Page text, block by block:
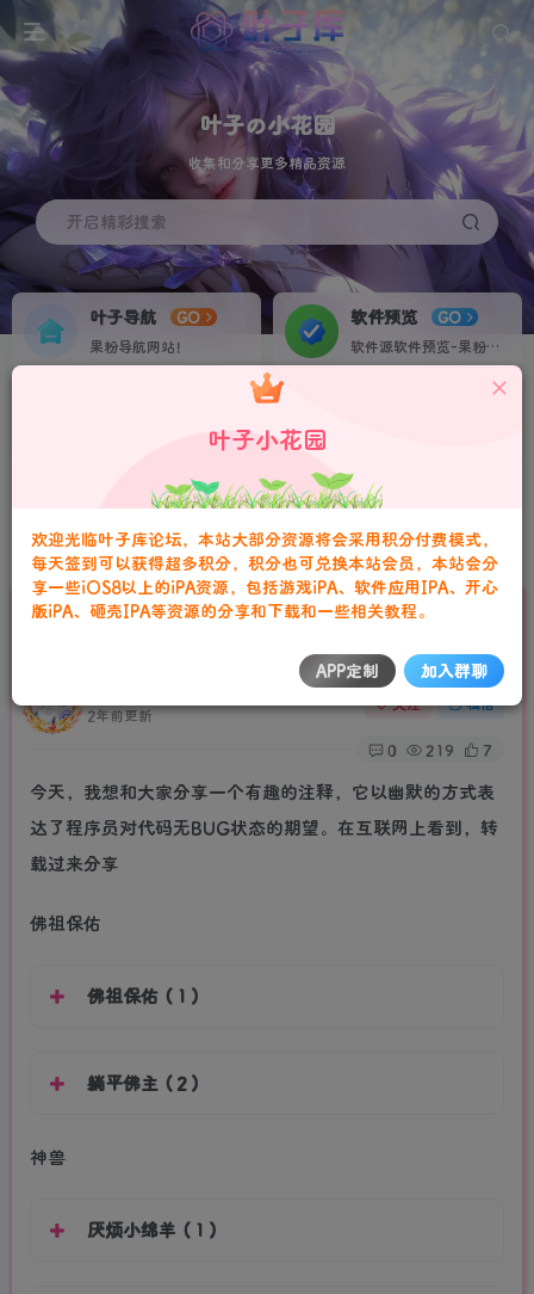
叶子の小花园
收集和分享更多精品资源
开启精彩搜索
叶子导航 GO
果粉导航网站！
软件预览 GO
软件源软件预览-果粉资源下载签名定制站！个人证书20起稳定不掉签！
收集IPA各种素材资源！
更多福利尽在叶子库交流群：751068497
本站会员可通过积分兑换，连续签到积分翻倍！
更多福利尽在叶子库交流群：751068497
请严格遵守法律法规、文明守法！
首页 站长工具 正文
代码里有趣的注释：佛祖保佑，永无BUG、狗头、
2年前更新
关注 私信
0 219 7
今天，我想和大家分享一个有趣的注释，它以幽默的方式表
达了程序员对代码无BUG状态的期望。在互联网上看到，转
载过来分享
佛祖保佑
佛祖保佑（1）
躺平佛主（2）
神兽
厌烦小绵羊（1）
叶子小花园
欢迎光临叶子库论坛，本站大部分资源将会采用积分付费模式，
每天签到可以获得超多积分，积分也可兑换本站会员，本站会分
享一些iOS8以上的iPA资源，包括游戏iPA、软件应用IPA、开心
版iPA、砸壳IPA等资源的分享和下载和一些相关教程。
APP定制 加入群聊